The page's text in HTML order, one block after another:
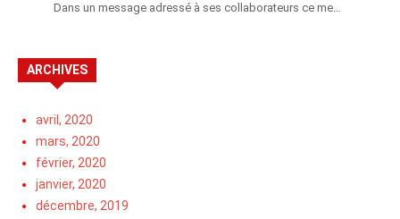
Dans un message adressé à ses collaborateurs ce me…
ARCHIVES
avril, 2020
mars, 2020
février, 2020
janvier, 2020
décembre, 2019